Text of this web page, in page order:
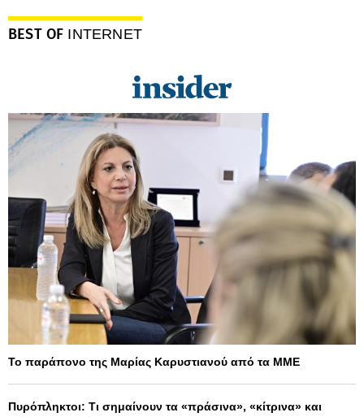
BEST OF INTERNET
Το παράπονο της Μαρίας Καρυστιανού από τα ΜΜΕ
Πυρόπληκτοι: Τι σημαίνουν τα «πράσινα», «κίτρινα» και